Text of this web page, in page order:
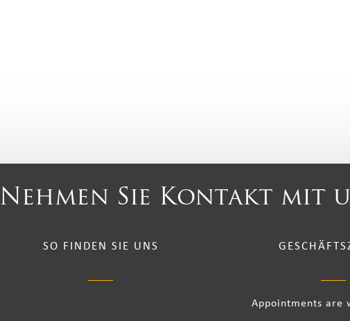
Nehmen Sie Kontakt mit
SO FINDEN SIE UNS
Appointments are